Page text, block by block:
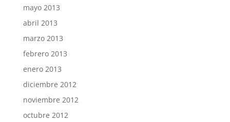
mayo 2013
abril 2013
marzo 2013
febrero 2013
enero 2013
diciembre 2012
noviembre 2012
octubre 2012